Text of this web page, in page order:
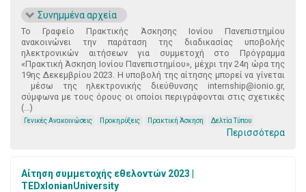
Συνημμένα αρχεία
Το Γραφείο Πρακτικής Άσκησης Ιονίου Πανεπιστημίου
ανακοινώνει την παράταση της διαδικασίας υποβολής
ηλεκτρονικών αιτήσεων για συμμετοχή στο Πρόγραμμα
«Πρακτική Άσκηση Ιονίου Πανεπιστημίου», μέχρι την 24η ώρα της
19ης Δεκεμβρίου 2023. Η υποβολή της αίτησης μπορεί να γίνεται
μέσω της ηλεκτρονικής διεύθυνσης internship@ionio.gr,
σύμφωνα με τους όρους οι οποίοι περιγράφονται στις σχετικές
(...)
Γενικές Ανακοινώσεις Προκηρύξεις Πρακτική Άσκηση Δελτία Τύπου
Περισσότερα
Αίτηση συμμετοχής εθελοντών 2023 |
TEDxIonianUniversity